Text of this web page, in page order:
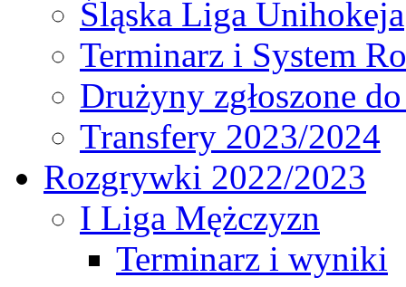
Śląska Liga Unihokeja
Terminarz i System
Drużyny zgłoszone
Transfery 2023/2024
Rozgrywki 2022/2023
I Liga Mężczyzn
Terminarz i wyniki